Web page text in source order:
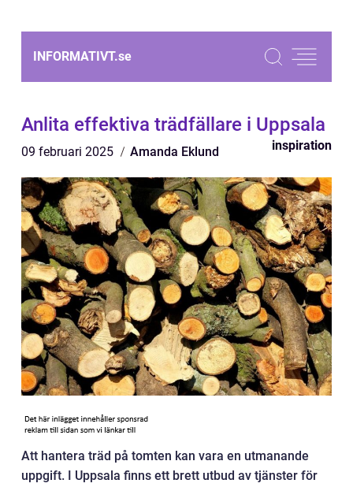
INFORMATIVT.se
Anlita effektiva trädfällare i Uppsala
09 februari 2025 Amanda Eklund inspiration
Att hantera träd på tomten kan vara en utmanande
uppgift. I Uppsala finns ett brett utbud av tjänster för